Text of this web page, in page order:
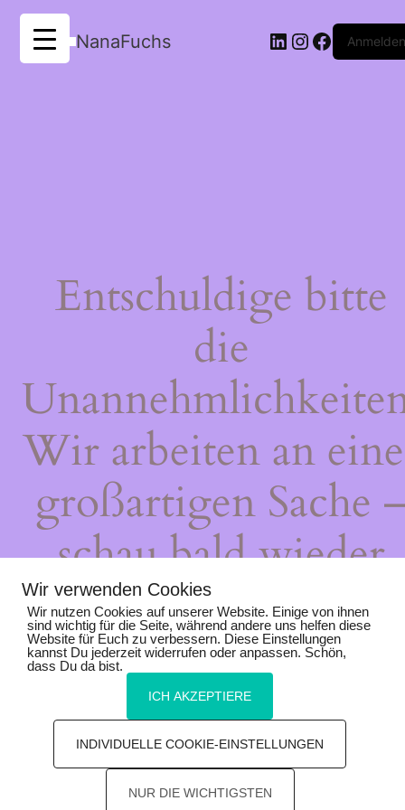
NanaFuchs LinkedIn
Instagram
Anmelden
Entschuldige bitte
die
Wir arbeiten an
großartigen Sache
schau bald wieder
vorbei!
Wir verwenden Cookies
Wir nutzen Cookies auf unserer Website. Einige von ihnen
sind wichtig für die Seite, während andere uns helfen diese
Website für Euch zu verbessern. Diese Einstellungen
kannst Du jederzeit widerrufen oder anpassen. Schön,
dass Du da bist.
ICH AKZEPTIERE
INDIVIDUELLE COOKIE-EINSTELLUNGEN
NUR DIE WICHTIGSTEN